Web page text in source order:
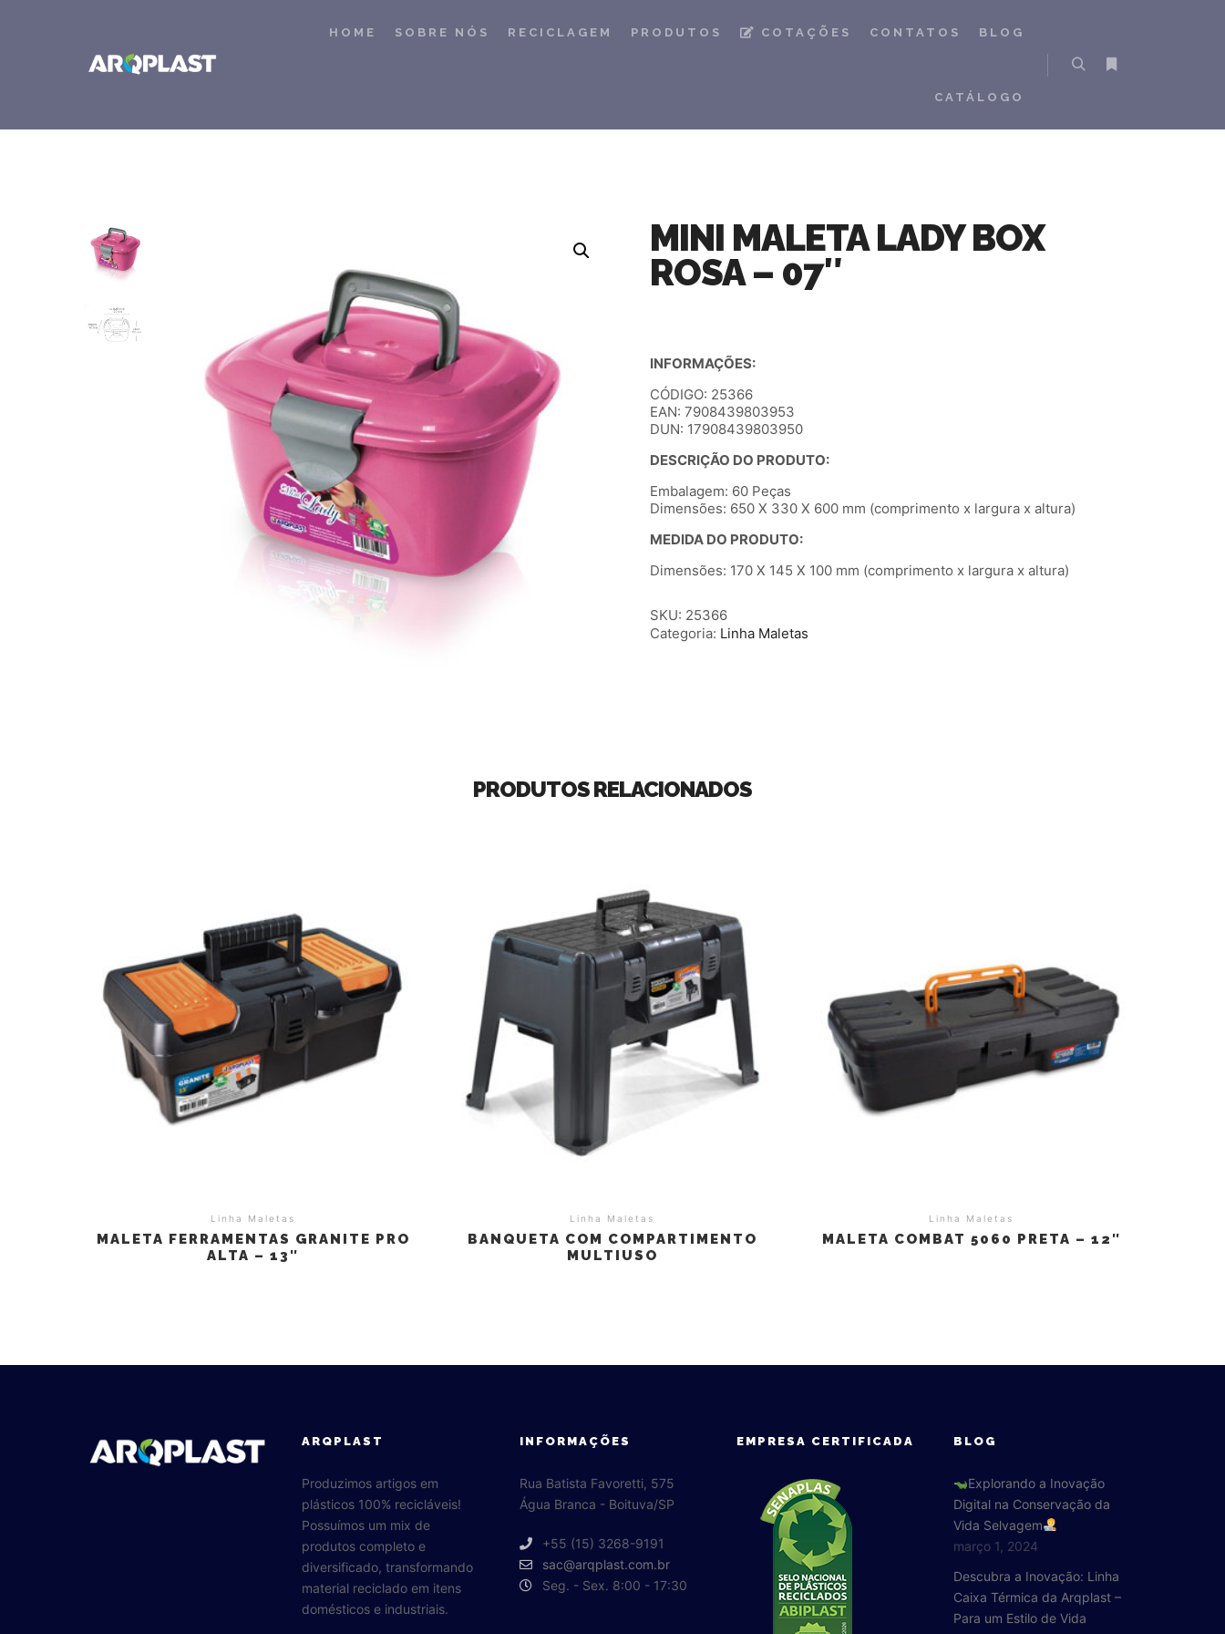
HOME SOBRE NÓS RECICLAGEM PRODUTOS COTAÇÕES CONTATOS BLOG
CATÁLOGO
MINI MALETA LADY BOX
ROSA – 07″
INFORMAÇÕES:
CÓDIGO: 25366
EAN: 7908439803953
DUN: 17908439803950
DESCRIÇÃO DO PRODUTO:
Embalagem: 60 Peças
Dimensões: 650 X 330 X 600 mm (comprimento x largura x altura)
MEDIDA DO PRODUTO:
Dimensões: 170 X 145 X 100 mm (comprimento x largura x altura)
SKU: 25366
Categoria: Linha Maletas
PRODUTOS RELACIONADOS
Linha Maletas
MALETA FERRAMENTAS GRANITE PRO
ALTA – 13″
Linha Maletas
BANQUETA COM COMPARTIMENTO
MULTIUSO
Linha Maletas
MALETA COMBAT 5060 PRETA – 12″
ARQPLAST
Produzimos artigos em
plásticos 100% recicláveis!
Possuímos um mix de
produtos completo e
diversificado, transformando
material reciclado em itens
domésticos e industriais.
INFORMAÇÕES
Rua Batista Favoretti, 575
Água Branca - Boituva/SP
+55 (15) 3268-9191
sac@arqplast.com.br
Seg. - Sex. 8:00 - 17:30
EMPRESA CERTIFICADA BLOG
Explorando a Inovação
Digital na Conservação da
Vida Selvagem
março 1, 2024
Descubra a Inovação: Linha
Caixa Térmica da Arqplast –
Para um Estilo de Vida